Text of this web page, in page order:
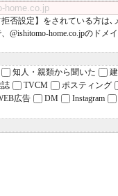
否設定】をされている方は､
@ishitomo-home.co.jpのドメ
知人・親類から聞いた
TVCM ポスティング
広告 DM Instagram